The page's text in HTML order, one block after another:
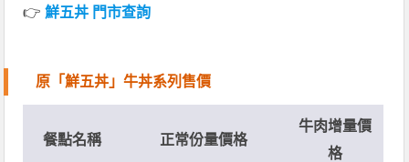
👉鮮五丼 門市查詢
原「鮮五丼」牛丼系列售價
餐點名稱 正常份量價格
牛肉增量價
格